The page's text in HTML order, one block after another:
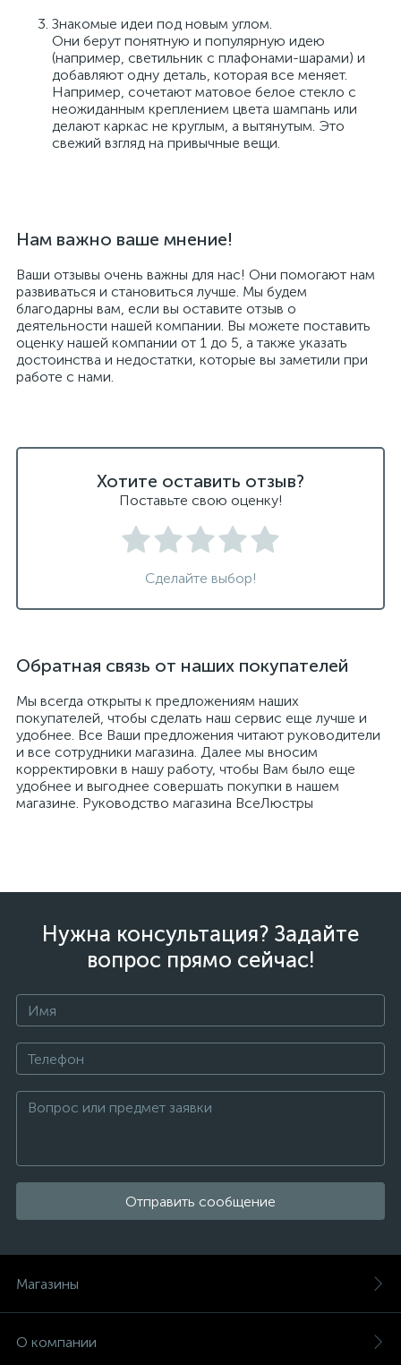
Знакомые идеи под новым углом.
Они берут понятную и популярную идею
(например, светильник с плафонами-шарами) и
добавляют одну деталь, которая все меняет.
Например, сочетают матовое белое стекло с
неожиданным креплением цвета шампань или
делают каркас не круглым, а вытянутым. Это
свежий взгляд на привычные вещи.
Нам важно ваше мнение!
Ваши отзывы очень важны для нас! Они помогают нам
развиваться и становиться лучше. Мы будем
благодарны вам, если вы оставите отзыв о
деятельности нашей компании. Вы можете поставить
оценку нашей компании от 1 до 5, а также указать
достоинства и недостатки, которые вы заметили при
работе с нами.
Хотите оставить отзыв?
Поставьте свою оценку!
Сделайте выбор!
Обратная связь от наших покупателей
Мы всегда открыты к предложениям наших
покупателей, чтобы сделать наш сервис еще лучше и
удобнее. Все Ваши предложения читают руководители
и все сотрудники магазина. Далее мы вносим
корректировки в нашу работу, чтобы Вам было еще
удобнее и выгоднее совершать покупки в нашем
магазине. Руководство магазина ВсеЛюстры
Нужна консультация? Задайте
вопрос прямо сейчас!
Отправить сообщение
Магазины
О компании